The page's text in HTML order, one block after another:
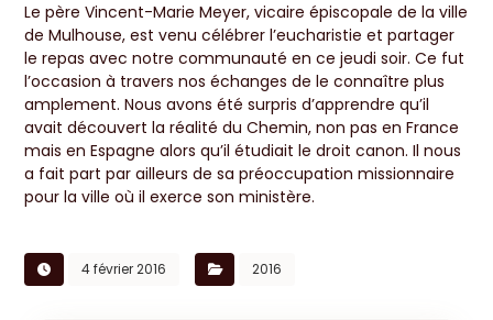
Le père Vincent-Marie Meyer, vicaire épiscopale de la ville
de Mulhouse, est venu célébrer l’eucharistie et partager
le repas avec notre communauté en ce jeudi soir. Ce fut
l’occasion à travers nos échanges de le connaître plus
amplement. Nous avons été surpris d’apprendre qu’il
avait découvert la réalité du Chemin, non pas en France
mais en Espagne alors qu’il étudiait le droit canon. Il nous
a fait part par ailleurs de sa préoccupation missionnaire
pour la ville où il exerce son ministère.
4 février 2016 2016